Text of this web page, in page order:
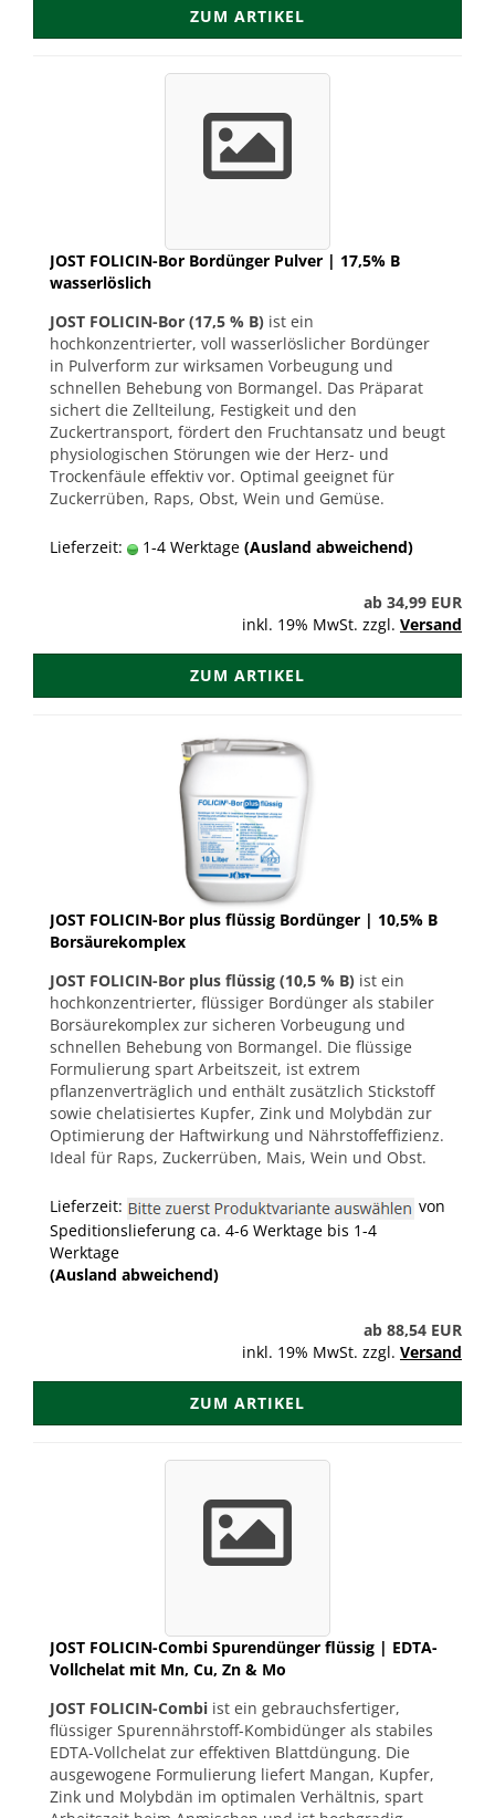
ZUM ARTIKEL
JOST FOLICIN-Bor Bordünger Pulver | 17,5% B
wasserlöslich
JOST FOLICIN-Bor (17,5 % B) ist ein
hochkonzentrierter, voll wasserlöslicher Bordünger
in Pulverform zur wirksamen Vorbeugung und
schnellen Behebung von Bormangel. Das Präparat
sichert die Zellteilung, Festigkeit und den
Zuckertransport, fördert den Fruchtansatz und beugt
physiologischen Störungen wie der Herz- und
Trockenfäule effektiv vor. Optimal geeignet für
Zuckerrüben, Raps, Obst, Wein und Gemüse.
Lieferzeit: 1-4 Werktage (Ausland abweichend)
ab 34,99 EUR
inkl. 19% MwSt. zzgl. Versand
ZUM ARTIKEL
JOST FOLICIN-Bor plus flüssig Bordünger | 10,5% B
Borsäurekomplex
JOST FOLICIN-Bor plus flüssig (10,5 % B) ist ein
hochkonzentrierter, flüssiger Bordünger als stabiler
Borsäurekomplex zur sicheren Vorbeugung und
schnellen Behebung von Bormangel. Die flüssige
Formulierung spart Arbeitszeit, ist extrem
pflanzenverträglich und enthält zusätzlich Stickstoff
sowie chelatisiertes Kupfer, Zink und Molybdän zur
Optimierung der Haftwirkung und Nährstoffeffizienz.
Ideal für Raps, Zuckerrüben, Mais, Wein und Obst.
Lieferzeit:
von
Speditionslieferung ca. 4-6 Werktage bis 1-4
Werktage
(Ausland abweichend)
ab 88,54 EUR
inkl. 19% MwSt. zzgl. Versand
ZUM ARTIKEL
JOST FOLICIN-Combi Spurendünger flüssig | EDTA-
Vollchelat mit Mn, Cu, Zn & Mo
JOST FOLICIN-Combi ist ein gebrauchsfertiger,
flüssiger Spurennährstoff-Kombidünger als stabiles
EDTA-Vollchelat zur effektiven Blattdüngung. Die
ausgewogene Formulierung liefert Mangan, Kupfer,
Zink und Molybdän im optimalen Verhältnis, spart